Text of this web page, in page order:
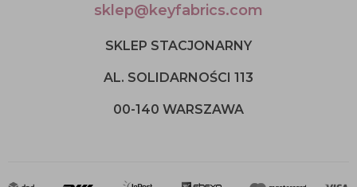
sklep@keyfabrics.com
SKLEP STACJONARNY
AL. SOLIDARNOŚCI 113
00-140 WARSZAWA